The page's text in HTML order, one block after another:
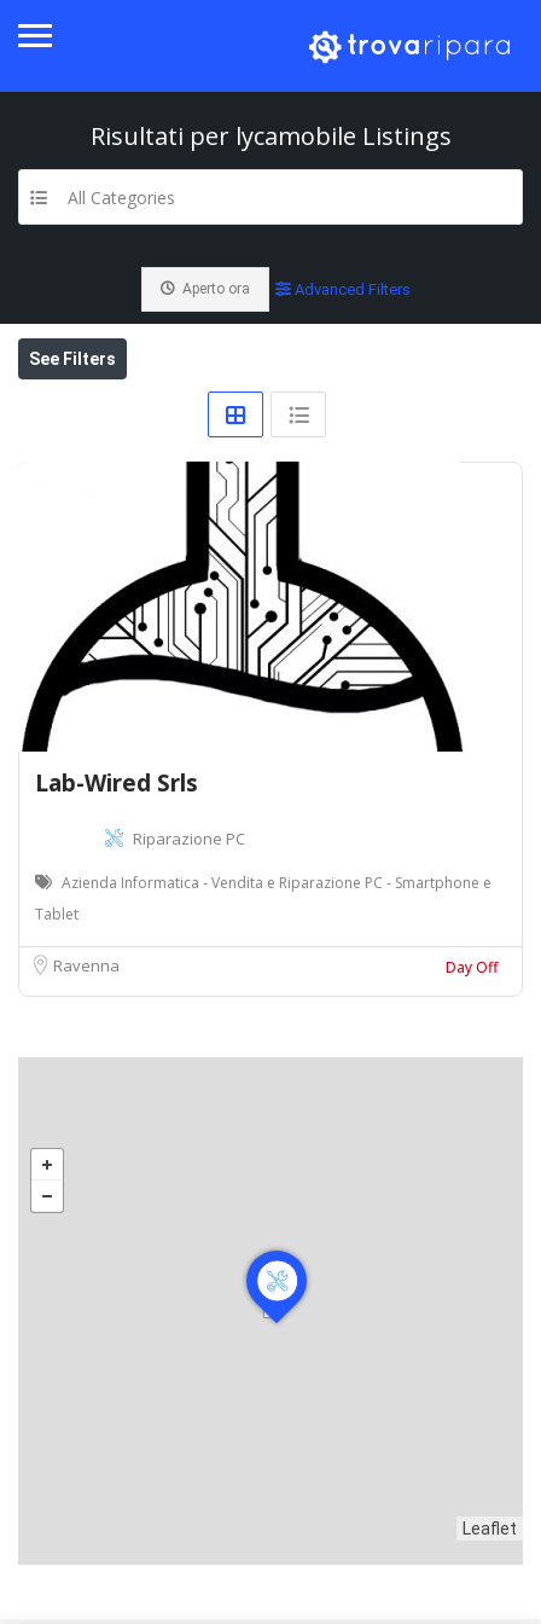
Risultati per lycamobile Listings
All Categories
Aperto ora Advanced Filters
See Filters
Lab-Wired Srls
Riparazione PC
Azienda Informatica - Vendita e Riparazione PC - Smartphone e
Tablet
Ravenna Day Off
Leaflet